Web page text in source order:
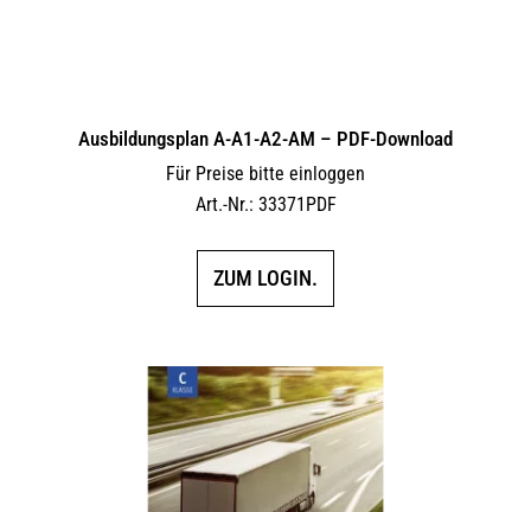
Ausbildungsplan A-A1-A2-AM – PDF-Download
Für Preise bitte einloggen
Art.-Nr.: 33371PDF
ZUM LOGIN.